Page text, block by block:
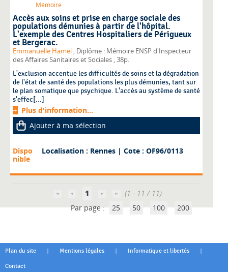
Mémoire
Accès aux soins et prise en charge sociale des
populations démunies à partir de l'hôpital.
L'exemple des Centres Hospitaliers de Périgueux
et Bergerac.
Emmanuelle Hamel , Diplôme : Mémoire ENSP d'Inspecteur
des Affaires Sanitaires et Sociales , 38p.
L'exclusion accentue les difficultés de soins et la dégradation
de l'état de santé des populations les plus démunies, tant sur
le plan somatique que psychique. L'accès au système de santé
s'effec[...]
Plus d'information...
Ajouter à ma sélection
Dispo
nible
Localisation : Rennes | Cote : OF96/0113
1
(1 - 11 / 11)
Par page : 25 50 100 200
Plan du site | Mentions légales | Informatique et libertés |
Contact